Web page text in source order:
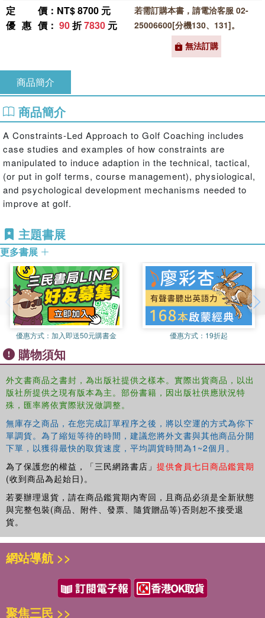
定價 ：NT$ 8700 元
優惠價 ： 90折7830 元
若需訂購本書，請電洽客服 02-
25006600[分機130、131]。
無法訂購
商品簡介
商品簡介
A Constraints-Led Approach to Golf Coaching includes
case studies and examples of how constraints are
manipulated to induce adaption in the technical, tactical,
(or put in golf terms, course management), physiological,
and psychological development mechanisms needed to
improve at golf.
主題書展
更多書展
優惠方式： 加入即送50元購書金 優惠方式： 19折起
購物須知
外文書商品之書封，為出版社提供之樣本。實際出貨商品，以出
版社所提供之現有版本為主。部份書籍，因出版社供應狀況特
殊，匯率將依實際狀況做調整。
無庫存之商品，在您完成訂單程序之後，將以空運的方式為你下
單調貨。為了縮短等待的時間，建議您將外文書與其他商品分開
下單，以獲得最快的取貨速度，平均調貨時間為1~2個月。
為了保護您的權益，「三民網路書店」 提供會員七日商品鑑賞期
(收到商品為起始日)。
若要辦理退貨，請在商品鑑賞期內寄回，且商品必須是全新狀態
與完整包裝(商品、附件、發票、隨貨贈品等)否則恕不接受退
貨。
網站導航 >>
聚焦三民 >>